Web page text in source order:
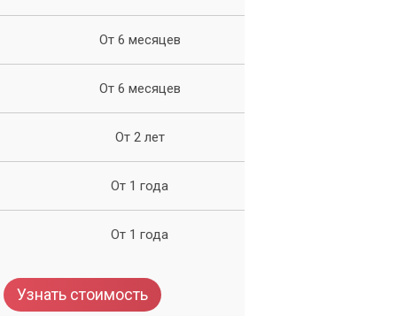
От 6 месяцев
От 6 месяцев
От 2 лет
От 1 года
От 1 года
Узнать стоимость